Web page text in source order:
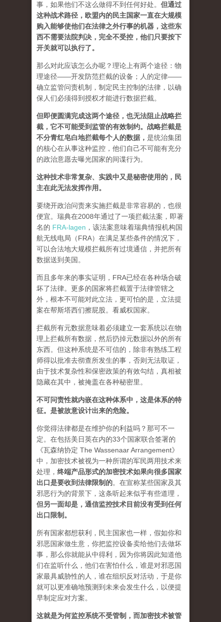
事，如果他们不这么做得不到任何好处。 但通过
这种战术路径，欧盟内的民主国家一直在大规模
购入能够使他们在法律之外行事的机器，这些东
西不需要法院判决，完全不受控，他们只要按下
开关就可以执行了。
那么对此应该怎么办呢？理论上有两个途径：物
理途径——开发防范拦截的设备；人的定律——
确立监管问责机制，制定民主控制的法律，以确
保人们必须得到授权才能进行数据拦截。
但即便圆满完成这两个途径，也无法阻止战略拦
截，它不可能受到监管的有效制约。战略拦截是
不分青红皂白地拦截每个人的数据 ， 是统治集团
的核心在从事这种监控，他们自己不可能有充分
的政治意愿去曝光国家的间谍行为。
这种技术非常复杂、实践中又是秘密使用的，民
主在此无法发挥作用。
要绕开政治问责来实施拦截是非常容易的，也很
便宜。瑞典在2008年通过了一项拦截法案，即著
名的 FRA-lagen ，该法案意味着瑞典情报机构国
航无线电局（FRA）在满足某些条件的情况下，
可以合法地大规模拦截所有过境通信，并把所有
数据送到美国。
而且多年来的事实证明，FRA已经在各种场合破
坏了法律。更多的国家将拦截置于法律管辖之
外，根本不可能对此立法，更可怕的是，立法提
案在帮斯塔西们擦屁股。看威权国家。
拦截所有元数据意味着必须建立一套系统以在物
理上拦截所有数据，然后扔掉元数据以外的所有
东西。但这种系统是不可信的，除非有熟练工程
师得以批准去彻查所发生的事，否则无法取证，
由于技术复杂性和保密政策的有效勾结，真相被
隐藏在其中，被掩盖在各种秘密里。
不可问责性就内嵌在这种体系中，这是体系的特
征。是被故意设计出来的危险。
你觉得法律都是在维护你的利益吗？那可不一
定。在包括美日英在内的33个国家联合签署的
《瓦森纳协定 The Wassenaar Arrangement》
中，加密技术被视为一种所谓的军民两用技术来
处理， 终端产品形式的加密技术如果向很多国家
出口是要收到法律限制的。在宣称某些国家及其
邪恶行为的背景下，这条听起来似乎有些道理，
但另一面却是，通信监控技术目前没有受到任何
出口限制。
所有国家都想获利，民主国家也一样，假如你和
邪恶国家做生意，你把监控设备卖给他们去做坏
事，那么你就能从中得利，因为你将因此知道他
们在监听什么，他们在害怕什么，谁是对邪恶国
家最具威胁性的人，谁在组织反对活动，于是你
就可以更准确地预测到未来会发生什么，以便提
早制定应对方案。
这就是为何监控系统不受管制，而加密技术被管